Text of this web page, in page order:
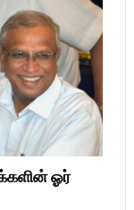
ஓர்